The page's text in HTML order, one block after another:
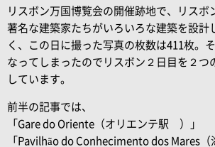
リスボン万国博覧会の開催跡地で、リスボ
著名な建築家たちがいろいろな建築を設計
く、この日に撮った写真の枚数は411枚。
なってしまったのでリスボン２日目を２つ
しています。
前半の記事では、
「Gare do Oriente（オリエンテ駅 ）」
「Pavilhão do Conhecimento dos Mares（